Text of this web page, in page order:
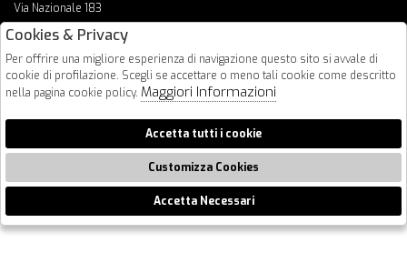
Via Nazionale 183
64026 Roseto Degli Abruzzi
info@bigbagshoponline.it
follow us
2026 BigBag - P.iva : 00916940679 Powered by
🍪
Cookies & Privacy
Per offrire una migliore esperienza di navigazione questo sito si avvale di
cookie di profilazione. Scegli se accettare o meno tali cookie come descritto
nella pagina cookie policy. Maggiori Informazioni
Accetta tutti i cookie
Customizza Cookies
Accetta Necessari